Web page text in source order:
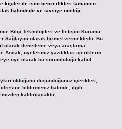
kişiler ile isim benzerlikleri tamamen
halindedir ve tavsiye niteliği
Bilgi Teknolojileri ve İletişim Kurumu
Sağlayıcı olarak hizmet vermektedir. Bu
denetleme veya araştırma
Ancak, üyelerimiz yazdıkları içeriklerin
üye olarak bu sorumluluğu kabul
olduğunu düşündüğünüz içerikleri,
bildirmeniz halinde, ilgili
kaldırılacaktır.